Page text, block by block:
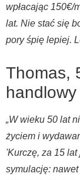
wpłacając 150€/
lat. Nie stać się
pory śpię lepiej.
Thomas,
handlowy
„W wieku 50 lat
życiem i
'Kurczę, za 15 lat
symulację: